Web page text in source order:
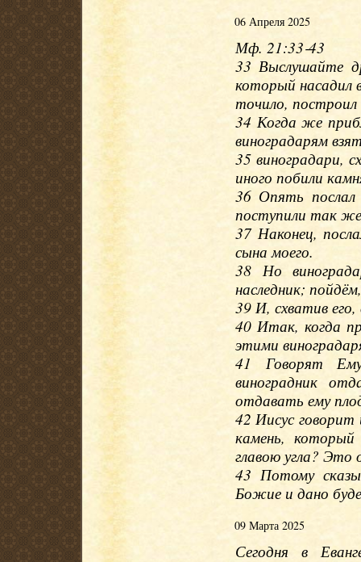
06 Апреля 2025
Мф. 21:33‐43
33 Выслушайте
который насадил
точило,
34 Когда же
виноградарям
35 виноградари,
иного побили
36 Опять послал
поступили так
37 Наконец,
сына моего.
38 Но
наследник;
39 И, схватив его,
40 Итак, когда
этими
41 Говорят
виноградник
отдавать ему
42 Иисус
камень,
главою угла? Это
43 Потому
Божие и дано
09 Марта 2025
Сегодня в